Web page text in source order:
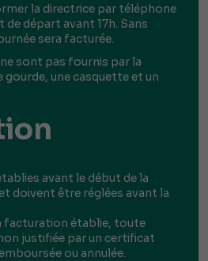
la directrice par téléphone
de départ avant 17h. Sans
sera facturée.
sont pas fournis par la
gourde, une casquette et un
avant le début de la
doivent être réglées avant la
facturation établie, toute
justifiée par un certificat
ou annulée.